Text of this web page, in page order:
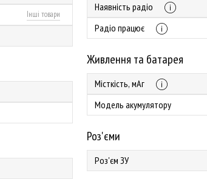
Інші товари
Наявність радіо
Радіо працює
Живлення та батарея
Місткість, мАг
Модель акумулятору
Роз'єми
Роз'єм ЗУ